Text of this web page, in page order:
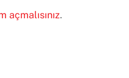
açmalısınız.